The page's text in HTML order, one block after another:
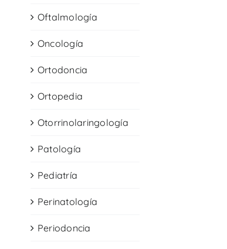
Oftalmología
Oncología
Ortodoncia
Ortopedia
Otorrinolaringología
Patología
Pediatría
Perinatología
Periodoncia